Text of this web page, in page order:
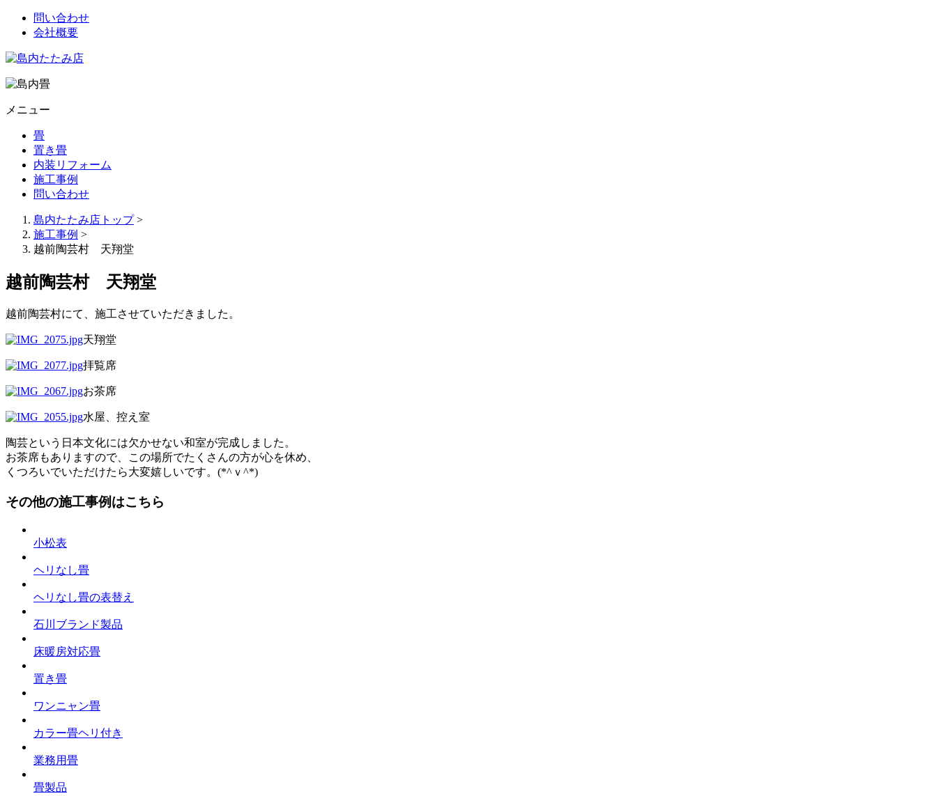
問い合わせ
会社概要
メニュー
畳
置き畳
内装リフォーム
施工事例
問い合わせ
島内たたみ店トップ>
施工事例 >
越前陶芸村 天翔堂
越前陶芸村 天翔堂
越前陶芸村にて、施工させていただきました。
天翔堂
拝覧席
お茶席
水屋、控え室
陶芸という日本文化には欠かせない和室が完成しました。
お茶席もありますので、この場所でたくさんの方が心を休め、
くつろいでいただけたら大変嬉しいです。(*^ｖ^*)
その他の施工事例はこちら
小松表
ヘリなし畳
ヘリなし畳の表替え
石川ブランド製品
床暖房対応畳
置き畳
ワンニャン畳
カラー畳ヘリ付き
業務用畳
畳製品